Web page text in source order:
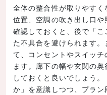
全体の整合性が取りやす
位置、空調の吹き出し口
確認しておくと、後で「
た不具合を避けられます
て、コンセントやスイッ
ます。廊下の幅や玄関の
しておくと良いでしょう
か」を意識しつつ、プラ